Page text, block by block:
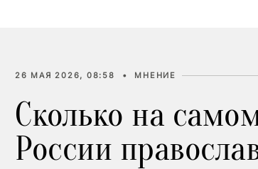
26 МАЯ 2026, 08:58 • МНЕНИЕ
Сколько на
России